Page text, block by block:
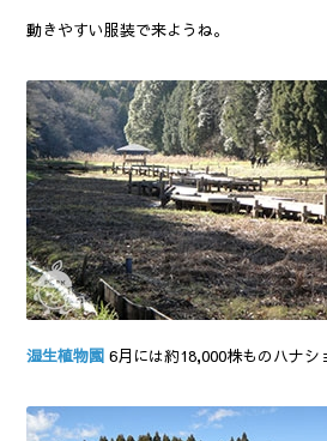
動きやすい服装で来ようね。
湿生植物園 6月には約18,000株ものハナシ